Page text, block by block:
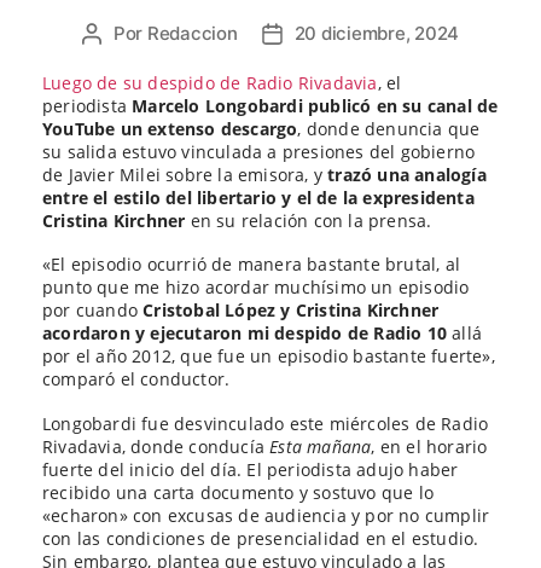
Autor
la
entrada
Por Redaccion
Fecha
la
entrada
20 diciembre, 2024
Luego de su despido de Radio Rivadavia, el
periodista Marcelo Longobardi publicó en su canal de
YouTube un extenso descargo, donde denuncia que
su salida estuvo vinculada a presiones del gobierno
de Javier Milei sobre la emisora, y trazó una analogía
entre el estilo del libertario y el de la expresidenta
Cristina Kirchner en su relación con la prensa.
«El episodio ocurrió de manera bastante brutal, al
punto que me hizo acordar muchísimo un episodio
por cuando Cristobal López y Cristina Kirchner
acordaron y ejecutaron mi despido de Radio 10 allá
por el año 2012, que fue un episodio bastante fuerte»,
comparó el conductor.
Longobardi fue desvinculado este miércoles de Radio
Rivadavia, donde conducía Esta mañana, en el horario
fuerte del inicio del día. El periodista adujo haber
recibido una carta documento y sostuvo que lo
«echaron» con excusas de audiencia y por no cumplir
con las condiciones de presencialidad en el estudio.
Sin embargo, plantea que estuvo vinculado a las